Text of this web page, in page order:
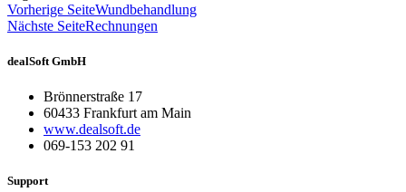
Vorherige SeiteWundbehandlung
Nächste SeiteRechnungen
dealSoft GmbH
Brönnerstraße 17
60433 Frankfurt am Main
www.dealsoft.de
069-153 202 91
Support